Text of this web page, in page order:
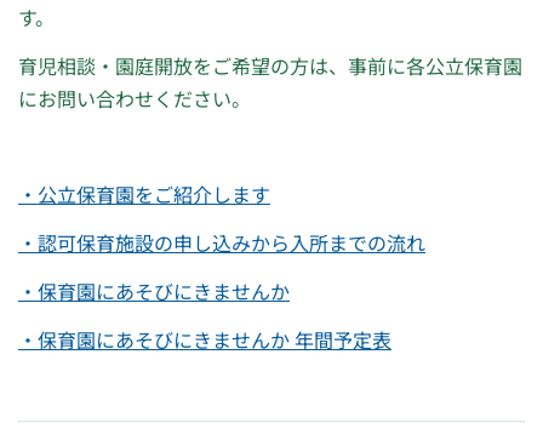
す。
育児相談・園庭開放をご希望の方は、事前に各公立保育園
にお問い合わせください。
・公立保育園をご紹介します
・認可保育施設の申し込みから入所までの流れ
・保育園にあそびにきませんか
・保育園にあそびにきませんか 年間予定表